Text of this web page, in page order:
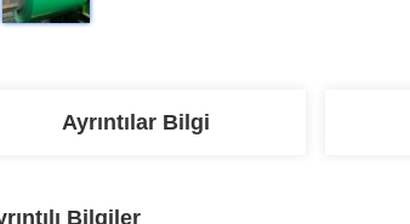
Ayrıntılar Bilgi
Bilgiler